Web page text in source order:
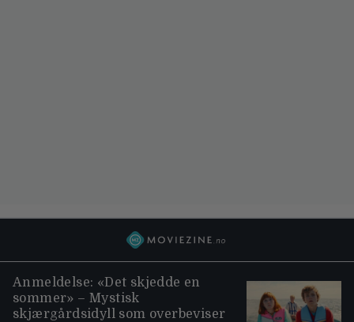
Anmeldelse: «Det skjedde en
sommer» – Mystisk
skjærgårdsidyll som overbeviser